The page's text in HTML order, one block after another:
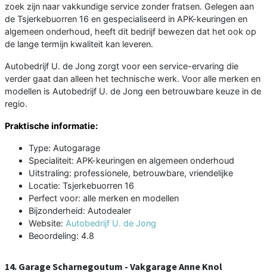
zoek zijn naar vakkundige service zonder fratsen. Gelegen aan
de Tsjerkebuorren 16 en gespecialiseerd in APK-keuringen en
algemeen onderhoud, heeft dit bedrijf bewezen dat het ook op
de lange termijn kwaliteit kan leveren.
Autobedrijf U. de Jong zorgt voor een service-ervaring die
verder gaat dan alleen het technische werk. Voor alle merken en
modellen is Autobedrijf U. de Jong een betrouwbare keuze in de
regio.
Praktische informatie:
Type: Autogarage
Specialiteit: APK-keuringen en algemeen onderhoud
Uitstraling: professionele, betrouwbare, vriendelijke
Locatie: Tsjerkebuorren 16
Perfect voor: alle merken en modellen
Bijzonderheid: Autodealer
Website: Autobedrijf U. de Jong
Beoordeling: 4.8
14. Garage Scharnegoutum - Vakgarage Anne Knol